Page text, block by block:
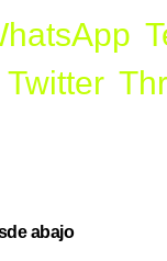
Twitter
abajo